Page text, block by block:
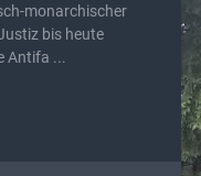
monarchischer
bis heute
Antifa ...